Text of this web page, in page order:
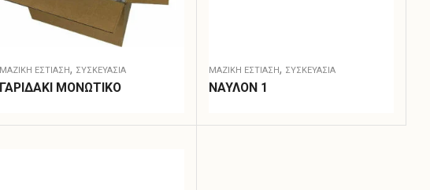
ΜΑΖΙΚΗ ΕΣΤΙΑΣΗ, ΣΥΣΚΕΥΑΣΊΑ
ΓΑΡΙΔΑΚΙ ΜΟΝΩΤΙΚΟ
ΜΑΖΙΚΗ ΕΣΤΙΑΣΗ, ΣΥΣΚΕΥΑΣΊΑ
ΝΑΥΛΟΝ 1